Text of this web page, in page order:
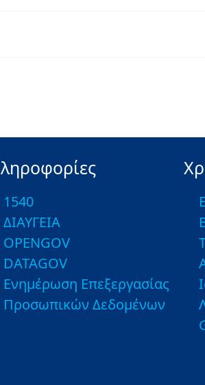
1540
ΔΙΑΥΓΕΙΑ
OPENGOV
DATAGOV
Ενημέρωση Επεξεργασίας
Προσωπικών Δεδομένων